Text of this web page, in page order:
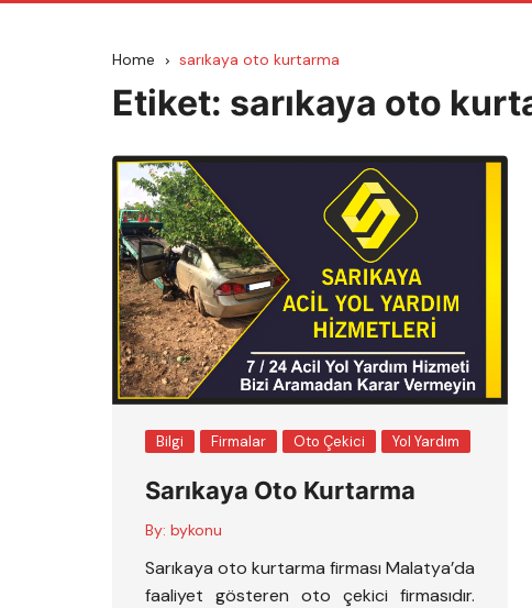
Home sarıkaya oto kurtarma
Etiket: sarıkaya oto
Bilgi Firmalar Oto Çekici Yol Yardım
Sarıkaya Oto Kurtarma
By: bykonu
Sarıkaya oto kurtarma firması Malatya’da
faaliyet gösteren oto çekici firmasıdır.